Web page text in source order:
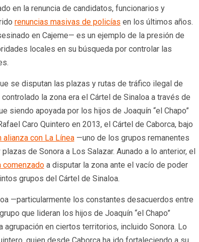
en la renuncia de candidatos, funcionarios y
renuncias masivas de policías en los últimos años.
en Cajeme— es un ejemplo de la presión de
locales en su búsqueda por controlar las
se disputan las plazas y rutas de tráfico ilegal de
la zona era el Cártel de Sinaloa a través de
siendo apoyada por los hijos de Joaquín “el Chapo”
Caro Quintero en 2013, el Cártel de Caborca, bajo
alianza con La Línea—uno de los grupos remanentes
de Sonora a Los Salazar. Aunado a lo anterior, el
comenzadoa disputar la zona ante el vacío de poder
grupos del Cártel de Sinaloa.
—particularmente los constantes desacuerdos entre
que lideran los hijos de Joaquín “el Chapo”
en ciertos territorios, incluido Sonora. Lo